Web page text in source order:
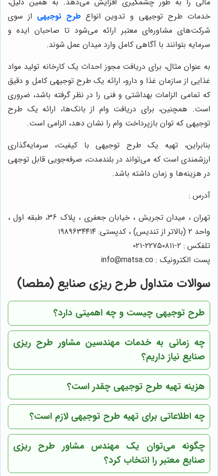
خدمات طرح توجیهی و تدوین انواعطرح توجیهی از سوی
شرکت‌های مشاوره‌ای معتبر ارائه می‌شود تا صاحبان ایده و
سرمایه بتوانند با آگاهی کامل وارد میدان عمل شوند.
به عنوان مثال، برای دریافت مجوز احداث یک کارخانه تولید مواد
غذایی از سازمان غذا و دارو، ارائه یک طرح توجیهی کامل و دقیق
که تمامی الزامات بهداشتی و فنی را در نظر گرفته باشد، ضروری
است. همچنین، برای دریافت وام از بانک‌ها، ارائه یک طرح
توجیهی که توان بازپرداخت وام را نشان دهد، الزامی است.
بنابراین، تهیه یک طرح توجیهی با کیفیت، سرمایه‌گذاری
ارزشمندی است که می‌تواند در بلندمدت، صرفه‌جویی قابل توجهی
در هزینه‌ها و زمان داشته باشد.
آدرس :
تهران ، میدان تجریش ، خیابان جعفری ، پلاک ۳۶، طبقه اول ،
واحد ۲ (بالاتر از تندیس) ، کدپستی: ۱۹۸۹۶۳۴۴۱۴
تلفکس : ۲-۲۲۷۵۰۸۱۱-۰۲۱
پست الکترونیک : info@matsa.co
سوالات متداول طرح ریزی صنایع (مطصا)
طرح توجیهی چیست و چه اهمیتی دارد؟
چه زمانی به خدمات مهندسین مشاور طرح ریزی
صنایع نیاز داریم؟
هزینه تهیه طرح توجیهی چقدر است؟
چه اطلاعاتی برای تهیه طرح توجیهی لازم است؟
چگونه می‌توان یک مهندس مشاور طرح ریزی
صنایع معتبر را انتخاب کرد؟